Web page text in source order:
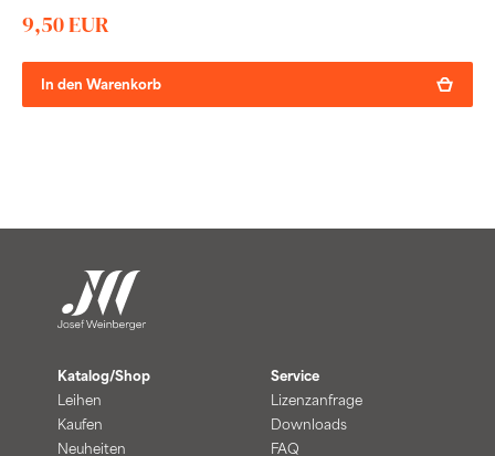
9,50 EUR
In den Warenkorb
Katalog/Shop
Leihen
Kaufen
Neuheiten
Service
Lizenzanfrage
Downloads
FAQ